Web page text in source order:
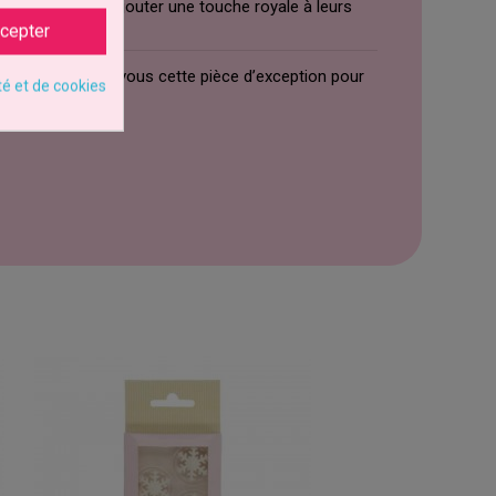
souhaitent ajouter une touche royale à leurs
Offrez-vous cette pièce d’exception pour
et de cookies